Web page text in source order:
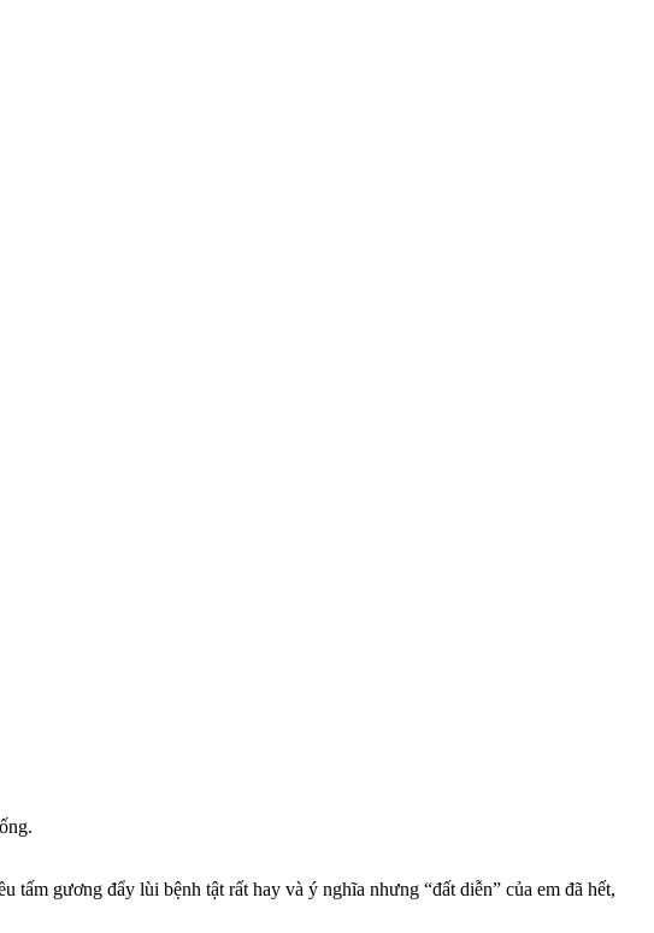
gương đẩy lùi bệnh tật rất hay và ý nghĩa nhưng “đất diễn” của em đã hết,